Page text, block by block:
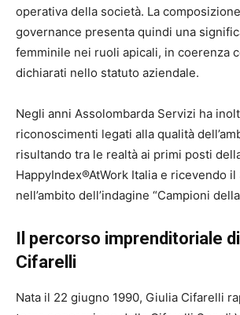
operativa della società. La
governance presenta quindi una
femminile nei ruoli apicali, in coerenza
dichiarati nello statuto aziendale.
Negli anni Assolombarda Servizi ha
riconoscimenti legati alla qualità
risultando tra le realtà ai primi posti
HappyIndex®AtWork Italia e ricevendo
nell’ambito dell’indagine “Campioni
Il percorso imprenditoriale
Cifarelli
Nata il 22 giugno 1990, Giulia Cifarelli